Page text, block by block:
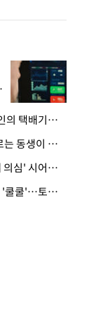
· 엘베 문 열리자 지팡이 '퍽'…노인의 택배기사 폭행 이유
· "20년 병수발했는데 얼굴도 모르는 동생이 유산 절반을"…배다른 형제 상속권 있을까
· 냄비 태우고 욕실 물바다…'치매 의심' 시어머니 검사 권유했다가 '날벼락'
· 새벽 식당 몰래 들어와 테이블서 '쿨쿨'…토사물 남기고 사라진 남성